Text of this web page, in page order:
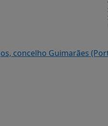
concelho Guimarães